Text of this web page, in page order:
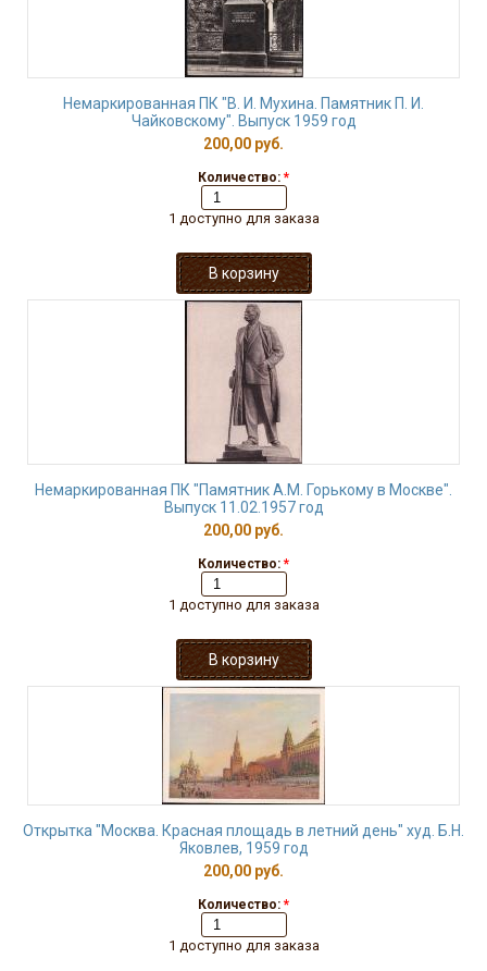
Немаркированная ПК "В. И. Мухина. Памятник П. И.
Чайковскому". Выпуск 1959 год
200,00 руб.
Количество: *
1 доступно для заказа
Немаркированная ПК "Памятник А.М. Горькому в Москве".
Выпуск 11.02.1957 год
200,00 руб.
Количество: *
1 доступно для заказа
Открытка "Москва. Красная площадь в летний день" худ. Б.Н.
Яковлев, 1959 год
200,00 руб.
Количество: *
1 доступно для заказа